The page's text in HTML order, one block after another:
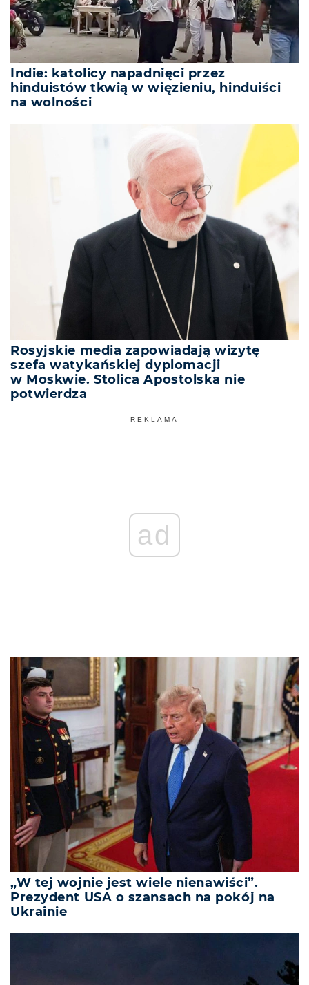
Indie: katolicy napadnięci przez
hinduistów tkwią w więzieniu, hinduiści
na wolności
Rosyjskie media zapowiadają wizytę
szefa watykańskiej dyplomacji
w Moskwie. Stolica Apostolska nie
potwierdza
REKLAMA
ad
„W tej wojnie jest wiele nienawiści”.
Prezydent USA o szansach na pokój na
Ukrainie